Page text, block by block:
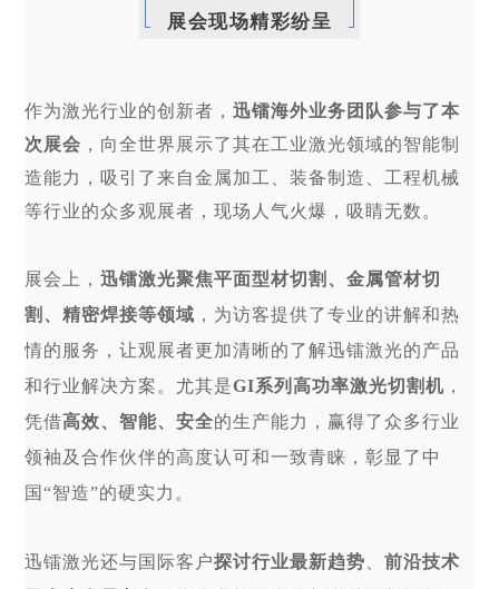
展会现场精彩纷呈
作为激光行业的创新者，迅镭海外业务团队参与了本
次展会 ，向全世界展示了其在工业激光领域的智能制
造能力，吸引了来自金属加工、装备制造、工程机械
等行业的众多观展者，现场人气火爆，吸睛无数。
展会上，迅镭激光聚焦平面型材切割、金属管材切
割、精密焊接等领域 ，为访客提供了专业的讲解和热
情的服务，让观展者更加清晰的了解迅镭激光的产品
和行业解决方案。尤其是GI系列高功率激光切割机 ，
凭借高效、智能、安全的生产能力 ，赢得了众多行业
领袖及合作伙伴的高度认可和一致青睐，彰显了中
国“智造”的硬实力。
迅镭激光还与国际客户探讨行业最新趋势 、前沿技术